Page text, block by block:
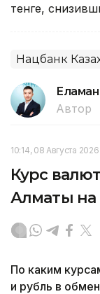
тенге,
Нацбанк
Автор
10:14, 08 Августа 2026
Курс
Алматы на
По каким
и рубль в